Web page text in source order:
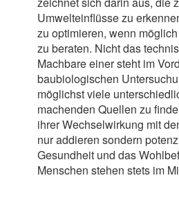
Umwelteinflüsse zu
zu optimieren, wenn
zu beraten. Nicht das
Machbare einer steht im
baubiologischen
möglichst viele
machenden Quellen zu
ihrer Wechselwirkung mit
nur addieren sondern
Gesundheit und das
Menschen stehen stets im